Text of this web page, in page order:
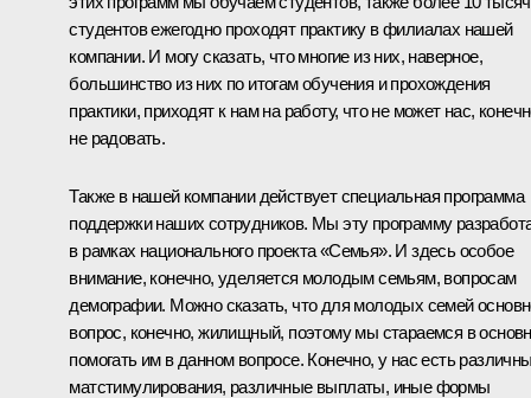
студентов ежегодно проходят практику в филиалах нашей
компании. И могу сказать, что многие из них, наверное,
большинство из них по итогам обучения и прохождения
практики, приходят к нам на работу, что не может нас,
не радовать.
Также в нашей компании действует специальная программа
поддержки наших сотрудников. Мы эту программу
в рамках национального проекта «Семья». И здесь особое
внимание, конечно, уделяется молодым семьям, вопросам
демографии. Можно сказать, что для молодых семей
вопрос, конечно, жилищный, поэтому мы стараемся в
помогать им в данном вопросе. Конечно, у нас есть
матстимулирования, различные выплаты, иные формы